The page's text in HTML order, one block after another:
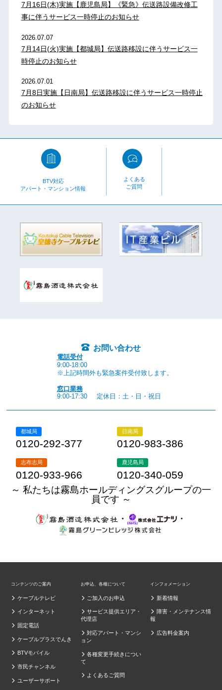
7月16日(木)実施【鹿児島局】《緊急》伝送路設備改修工
事に伴うサービス一時停止のお知らせ
2026.07.07
7月14日(火)実施【都城局】伝送路移設に伴うサービス一
時停止のお知らせ
2026.07.01
7月8日実施【日南局】伝送路移設に伴うサービス一時停止
のお知らせ
BTV対応
アパート・マンション情報
よくある
ご質問
お問い合わせ
電話受付
9:00-18:00
※上記時間外も緊急案件受付致します。
窓口業務
9:00-17:30
定休日：土・日・祝日
都城局
0120-292-377
日南局
0120-983-386
志布志局
0120-933-966
鹿児島局
0120-340-059
～ 私たちは霧島ホールディングスグループの一
員です ～
・
・
コンテンツのご案内
ケーブルテレビ
インターネット
固定電話
ケーブルプラスでんき
BTVモバイル
市民チャンネル
ユーザーサポート
お申込、各種について
ご加入のお申込
サービス提供エリア・
代理店
対応アパート・マンシ
ョン
各種変更手続きについ
て
よくあるご質問
インフォメーション
新着情報
障害・メンテナンス情
報
広告料金案内